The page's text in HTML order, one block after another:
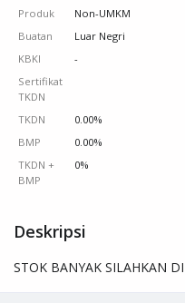
Produk
Non-UMKM
Buatan
Luar Negri
KBKI
-
Sertifikat
TKDN
TKDN
0.00%
BMP
0.00%
TKDN +
BMP
0%
Deskripsi
STOK BANYAK SILAHKAN